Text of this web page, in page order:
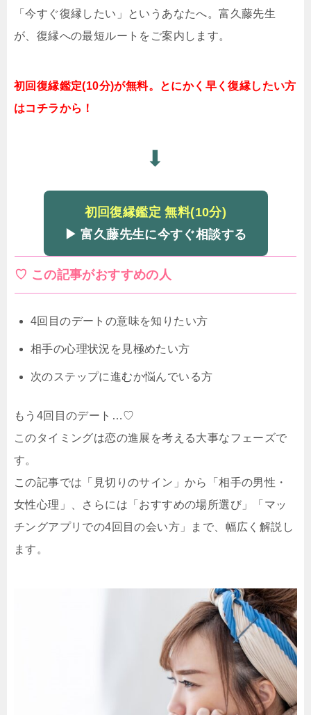
「今すぐ復縁したい」というあなたへ。富久藤先生
が、復縁への最短ルートをご案内します。
初回復縁鑑定(10分)が無料。とにかく早く復縁したい方
はコチラから！
⬇
初回復縁鑑定 無料(10分)
▶ 富久藤先生に今すぐ相談する
♡ この記事がおすすめの人
4回目のデートの意味を知りたい方
相手の心理状況を見極めたい方
次のステップに進むか悩んでいる方
もう4回目のデート…♡
このタイミングは恋の進展を考える大事なフェーズで
す。
この記事では「見切りのサイン」から「相手の男性・
女性心理」、さらには「おすすめの場所選び」「マッ
チングアプリでの4回目の会い方」まで、幅広く解説し
ます。